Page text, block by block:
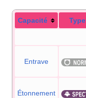
Capacité Type
Entrave
Étonnement